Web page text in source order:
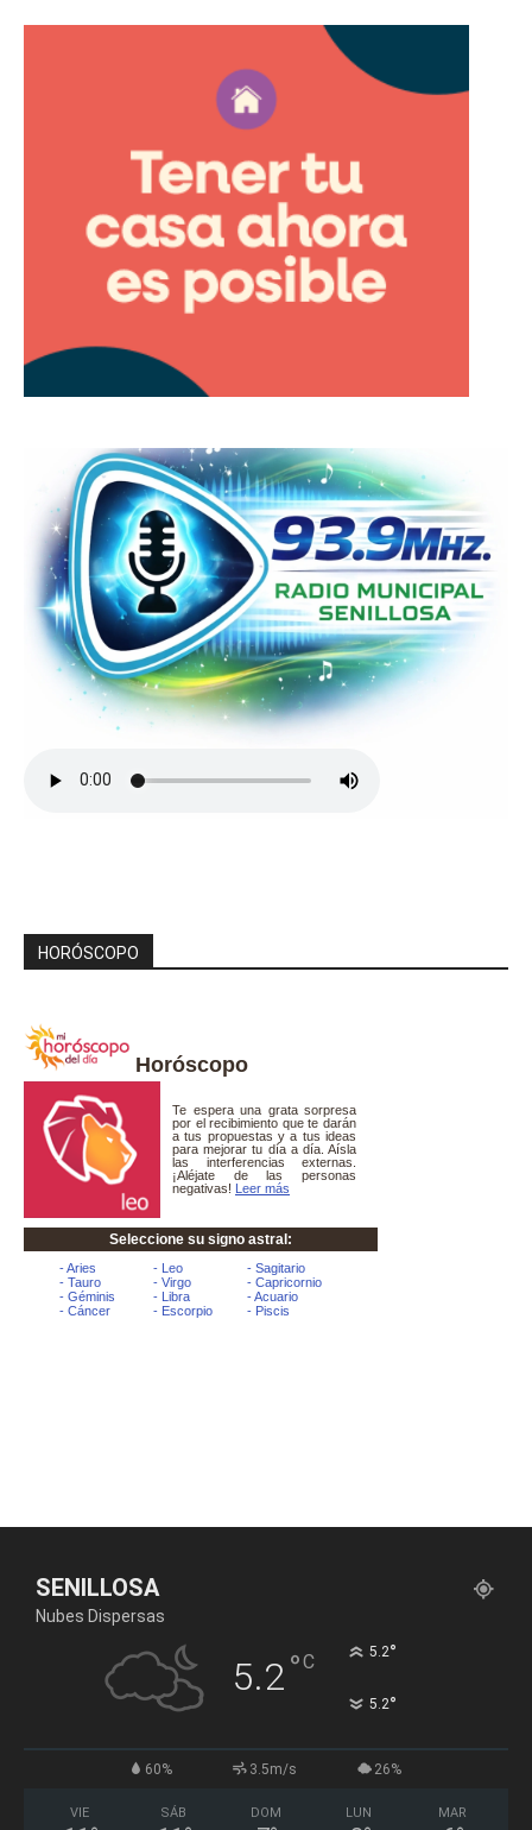
HORÓSCOPO
Horóscopo
SENILLOSA
Nubes Dispersas
5.2°C 5.2°
5.2°
60% 3.5m/s 26%
VIE SÁB DOM LUN MAR